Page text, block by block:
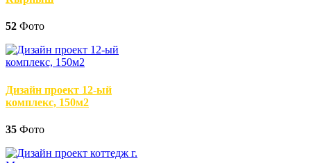
52 Фото
Дизайн проект 12-ый
комплекс, 150м2
35 Фото